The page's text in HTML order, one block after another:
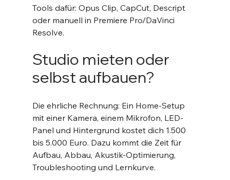
Tools dafür: Opus Clip, CapCut, Descript
oder manuell in Premiere Pro/DaVinci
Resolve.
Studio mieten oder
selbst aufbauen?
Die ehrliche Rechnung: Ein Home-Setup
mit einer Kamera, einem Mikrofon, LED-
Panel und Hintergrund kostet dich 1.500
bis 5.000 Euro. Dazu kommt die Zeit für
Aufbau, Abbau, Akustik-Optimierung,
Troubleshooting und Lernkurve.